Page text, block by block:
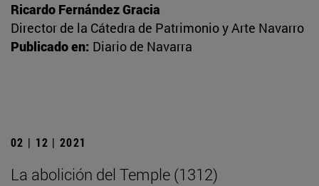
Ricardo Fernández Gracia
Director de la Cátedra de Patrimonio y Arte Navarro
Publicado en: Diario de Navarra
02 | 12 | 2021
La abolición del Temple (1312)